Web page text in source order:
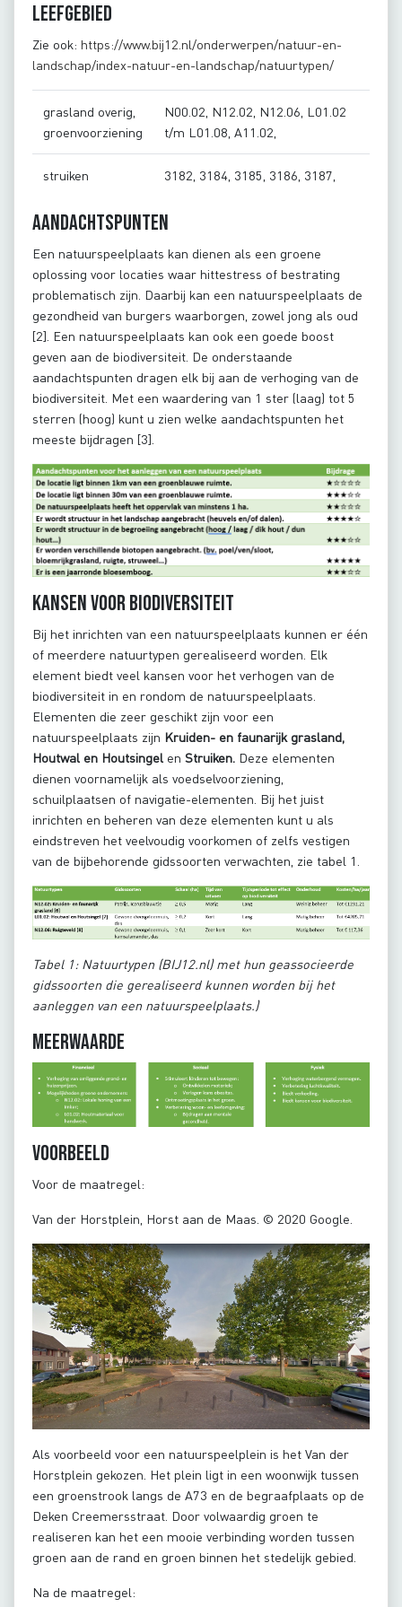
Leefgebied
Zie ook: https://www.bij12.nl/onderwerpen/natuur-en-
landschap/index-natuur-en-landschap/natuurtypen/
grasland overig,
groenvoorziening
N00.02, N12.02, N12.06, L01.02
t/m L01.08, A11.02,
struiken 3182, 3184, 3185, 3186, 3187,
Aandachtspunten
Een natuurspeelplaats kan dienen als een groene
oplossing voor locaties waar hittestress of bestrating
problematisch zijn. Daarbij kan een natuurspeelplaats de
gezondheid van burgers waarborgen, zowel jong als oud
[2]. Een natuurspeelplaats kan ook een goede boost
geven aan de biodiversiteit. De onderstaande
aandachtspunten dragen elk bij aan de verhoging van de
biodiversiteit. Met een waardering van 1 ster (laag) tot 5
sterren (hoog) kunt u zien welke aandachtspunten het
meeste bijdragen [3].
Kansen voor biodiversiteit
Bij het inrichten van een natuurspeelplaats kunnen er één
of meerdere natuurtypen gerealiseerd worden. Elk
element biedt veel kansen voor het verhogen van de
biodiversiteit in en rondom de natuurspeelplaats.
Elementen die zeer geschikt zijn voor een
natuurspeelplaats zijn Kruiden- en faunarijk grasland,
Houtwal en Houtsingel en Struiken. Deze elementen
dienen voornamelijk als voedselvoorziening,
schuilplaatsen of navigatie-elementen. Bij het juist
inrichten en beheren van deze elementen kunt u als
eindstreven het veelvoudig voorkomen of zelfs vestigen
van de bijbehorende gidssoorten verwachten, zie tabel 1.
Tabel 1: Natuurtypen (BIJ12.nl) met hun geassocieerde
gidssoorten die gerealiseerd kunnen worden bij het
aanleggen van een natuurspeelplaats.)
Meerwaarde
Voorbeeld
Voor de maatregel:
Van der Horstplein, Horst aan de Maas. © 2020 Google.
Als voorbeeld voor een natuurspeelplein is het Van der
Horstplein gekozen. Het plein ligt in een woonwijk tussen
een groenstrook langs de A73 en de begraafplaats op de
Deken Creemersstraat. Door volwaardig groen te
realiseren kan het een mooie verbinding worden tussen
groen aan de rand en groen binnen het stedelijk gebied.
Na de maatregel: